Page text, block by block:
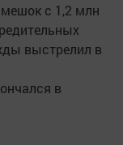
с 1,2 млн
выстрелил в
в